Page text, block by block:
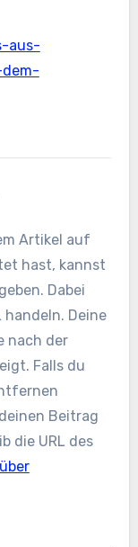
aus-
Artikel auf
hast, kannst
Dabei
handeln. Deine
nach der
Falls du
Beitrag
die URL des